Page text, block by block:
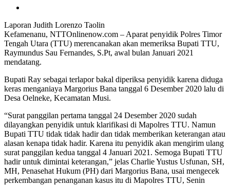
Laporan Judith Lorenzo Taolin
Kefamenanu, NTTOnlinenow.com – Aparat penyidik Polres Timor
Tengah Utara (TTU) merencanakan akan memeriksa Bupati TTU,
Raymundus Sau Fernandes, S.Pt, awal bulan Januari 2021
mendatang.
Bupati Ray sebagai terlapor bakal diperiksa penyidik karena diduga
keras menganiaya Margorius Bana tanggal 6 Desember 2020 lalu di
Desa Oelneke, Kecamatan Musi.
“Surat panggilan pertama tanggal 24 Desember 2020 sudah
dilayangkan penyidik untuk klarifikasi di Mapolres TTU. Namun
Bupati TTU tidak tidak hadir dan tidak memberikan keterangan atau
alasan kenapa tidak hadir. Karena itu penyidik akan mengirim ulang
surat panggilan kedua tanggal 4 Januari 2021. Semoga Bupati TTU
hadir untuk dimintai keterangan,” jelas Charlie Yustus Usfunan, SH,
MH, Penasehat Hukum (PH) dari Margorius Bana, usai mengecek
perkembangan penanganan kasus itu di Mapolres TTU, Senin